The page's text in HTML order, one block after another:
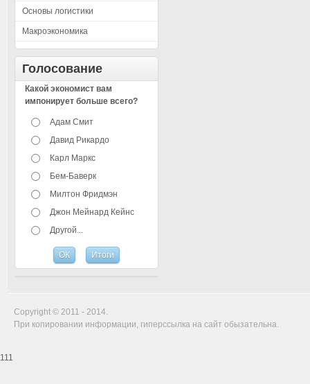
Основы логистики
Макроэкономика
Голосование
Какой экономист вам
импонирует больше всего?
Адам Смит
Давид Рикардо
Карл Маркс
Бем-Баверк
Милтон Фридмэн
Джон Мейнард Кейнс
Другой...
Copyright © 2011 - 2014.
При копировании информации, гиперссылка на сайт обызательна.
111